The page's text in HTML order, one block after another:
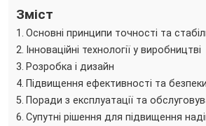
Зміст
Основні принципи точності та
Інноваційні технології у виробництві
Розробка і дизайн
Підвищення ефективності та безпеки
Поради з експлуатації та
Супутні рішення для підвищення